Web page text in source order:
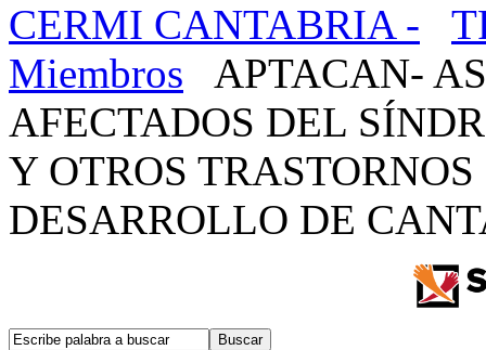
CERMI CANTABRIA -
Miembros
APTACAN-
AFECTADOS DEL
Y OTROS
DESARROLLO DE